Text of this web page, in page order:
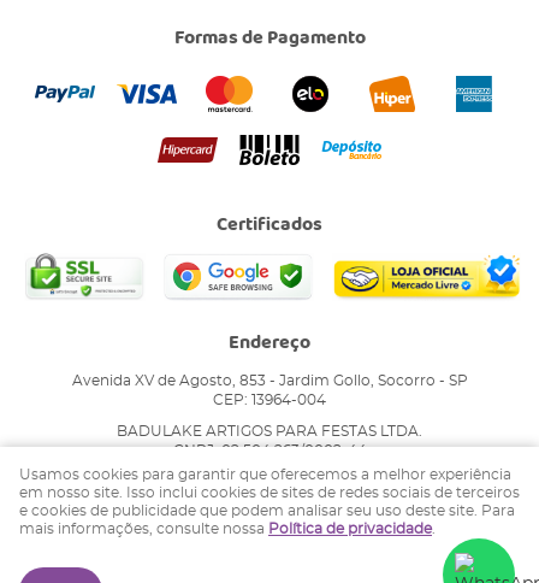
Formas de Pagamento
Certificados
Endereço
Avenida XV de Agosto, 853- Jardim Gollo, Socorro - SP
CEP: 13964-004
BADULAKE ARTIGOS PARA FESTAS LTDA.
CNPJ: 02.504.263/0002-44
LOJA VIRTUAL CRIADA POR
Usamos cookies para garantir que oferecemos a melhor experiência
em nosso site. Isso inclui cookies de sites de redes sociais de terceiros
e cookies de publicidade que podem analisar seu uso deste site. Para
mais informações, consulte nossa Política de privacidade.